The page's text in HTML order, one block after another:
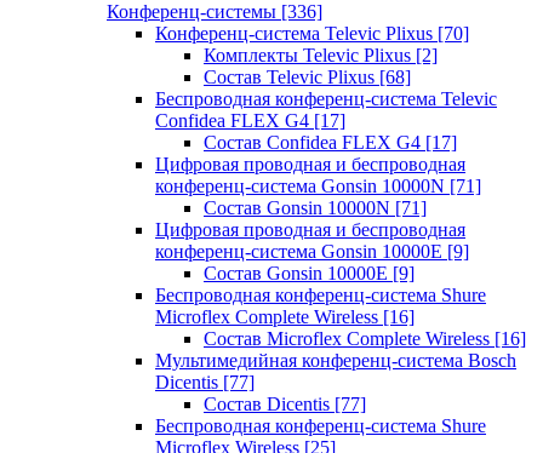
Конференц-системы [336]
Конференц-система Televic Plixus [70]
Комплекты Televic Plixus [2]
Состав Televic Plixus [68]
Беспроводная конференц-система Televic
Confidea FLEX G4 [17]
Состав Confidea FLEX G4 [17]
Цифровая проводная и беспроводная
конференц-система Gonsin 10000N [71]
Состав Gonsin 10000N [71]
Цифровая проводная и беспроводная
конференц-система Gonsin 10000E [9]
Состав Gonsin 10000E [9]
Беспроводная конференц-система Shure
Microflex Complete Wireless [16]
Состав Microflex Complete Wireless [16]
Мультимедийная конференц-система Bosch
Dicentis [77]
Состав Dicentis [77]
Беспроводная конференц-система Shure
Microflex Wireless [25]